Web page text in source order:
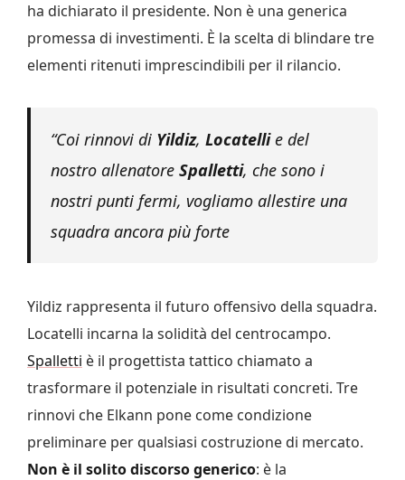
ha dichiarato il presidente. Non è una generica
promessa di investimenti. È la scelta di blindare tre
elementi ritenuti imprescindibili per il rilancio.
“Coi rinnovi di Yildiz, Locatellie del
nostro allenatore Spalletti, che sono i
nostri punti fermi, vogliamo allestire una
squadra ancora più forte
Yildiz rappresenta il futuro offensivo della squadra.
Locatelli incarna la solidità del centrocampo.
Spalletti è il progettista tattico chiamato a
trasformare il potenziale in risultati concreti. Tre
rinnovi che Elkann pone come condizione
preliminare per qualsiasi costruzione di mercato.
Non è il solito discorso generico: è la